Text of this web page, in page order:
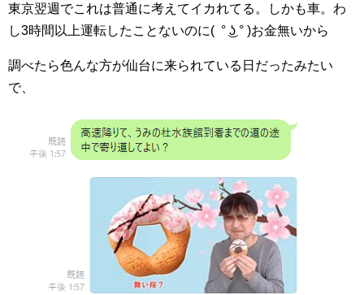
東京翌週でこれは普通に考えてイカれてる。しかも車。わ
し3時間以上運転したことないのに( ° ͜ʖ ° )お金無いから
調べたら色んな方が仙台に来られている日だったみたい
で、